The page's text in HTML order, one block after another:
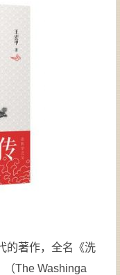
的著作，全名《洗
The Washinga